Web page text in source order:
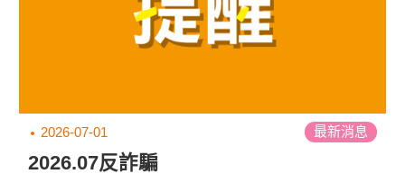
2026-07-01 最新消息
2026.07反詐騙